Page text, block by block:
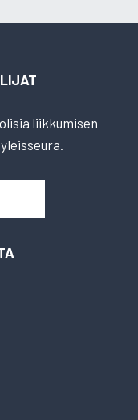
liikkumisen